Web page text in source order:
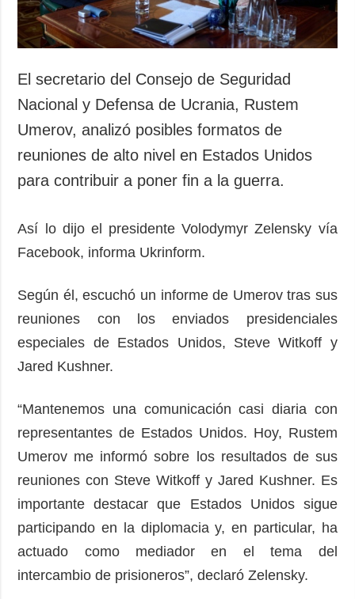
El secretario del Consejo de Seguridad
Nacional y Defensa de Ucrania, Rustem
Umerov, analizó posibles formatos de
reuniones de alto nivel en Estados Unidos
para contribuir a poner fin a la guerra.
Así lo dijo el presidente Volodymyr Zelensky vía
Facebook, informa Ukrinform.
Según él, escuchó un informe de Umerov tras sus
reuniones con los enviados presidenciales
especiales de Estados Unidos, Steve Witkoff y
Jared Kushner.
“Mantenemos una comunicación casi diaria con
representantes de Estados Unidos. Hoy, Rustem
Umerov me informó sobre los resultados de sus
reuniones con Steve Witkoff y Jared Kushner. Es
importante destacar que Estados Unidos sigue
participando en la diplomacia y, en particular, ha
actuado como mediador en el tema del
intercambio de prisioneros”, declaró Zelensky.